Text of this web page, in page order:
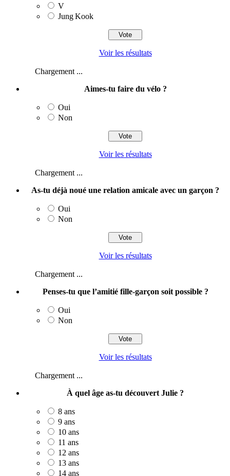
V
Jung Kook
Voir les résultats
Chargement ...
Aimes-tu faire du vélo ?
Oui
Non
Voir les résultats
Chargement ...
As-tu déjà noué une relation amicale avec un garçon ?
Oui
Non
Voir les résultats
Chargement ...
Penses-tu que l’amitié fille-garçon soit possible ?
Oui
Non
Voir les résultats
Chargement ...
À quel âge as-tu découvert Julie ?
8 ans
9 ans
10 ans
11 ans
12 ans
13 ans
14 ans